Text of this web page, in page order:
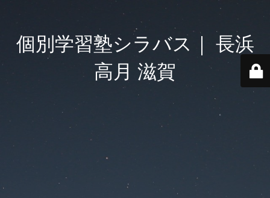
個別学習塾シラバス｜ 長浜
高月 滋賀